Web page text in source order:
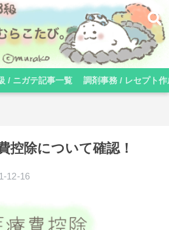
/ ニガテ記事一覧 調剤事務 / レセプト作
控除について確認！
12-16